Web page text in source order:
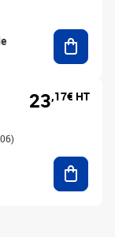
23,17€ HT